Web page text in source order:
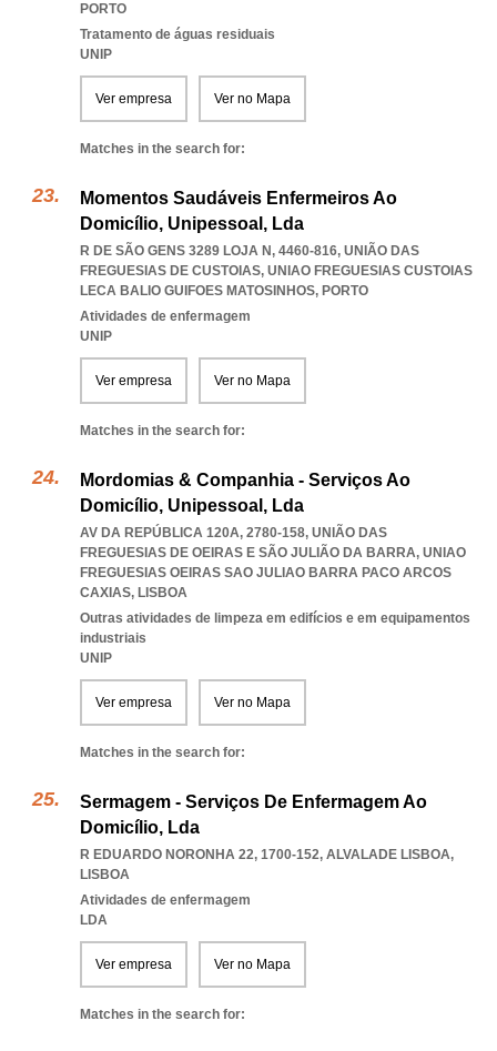
PORTO
Tratamento de águas residuais
UNIP
Ver empresa Ver no Mapa
Matches in the search for:
Momentos Saudáveis Enfermeiros Ao
Domicílio, Unipessoal, Lda
R DE SÃO GENS 3289 LOJA N, 4460-816, UNIÃO DAS
FREGUESIAS DE CUSTOIAS, UNIAO FREGUESIAS CUSTOIAS
LECA BALIO GUIFOES MATOSINHOS, PORTO
Atividades de enfermagem
UNIP
Ver empresa Ver no Mapa
Matches in the search for:
Mordomias & Companhia - Serviços Ao
Domicílio, Unipessoal, Lda
AV DA REPÚBLICA 120A, 2780-158, UNIÃO DAS
FREGUESIAS DE OEIRAS E SÃO JULIÃO DA BARRA, UNIAO
FREGUESIAS OEIRAS SAO JULIAO BARRA PACO ARCOS
CAXIAS, LISBOA
Outras atividades de limpeza em edifícios e em equipamentos
industriais
UNIP
Ver empresa Ver no Mapa
Matches in the search for:
Sermagem - Serviços De Enfermagem Ao
Domicílio, Lda
R EDUARDO NORONHA 22, 1700-152, ALVALADE LISBOA,
LISBOA
Atividades de enfermagem
LDA
Ver empresa Ver no Mapa
Matches in the search for: